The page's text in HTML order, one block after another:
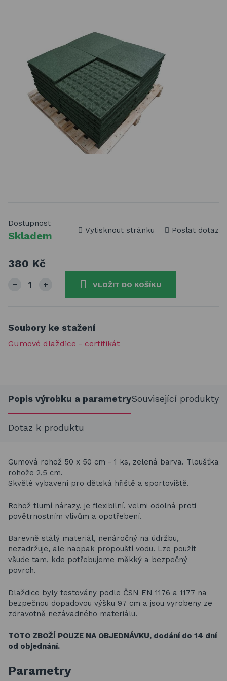
Gumové podlahy (dlaždice)
Trampolíny
Výprodej
BLOG
Dostupnost
Skladem Vytisknout stránku Poslat dotaz
380 Kč
VLOŽIT DO KOŠÍKU
Soubory ke stažení
Gumové dlaždice - certifikát
Popis výrobku a parametrySouvisející produkty
Dotaz k produktu
Gumová rohož 50 x 50 cm - 1 ks, zelená barva. Tloušťka
rohože 2,5 cm.
Skvělé vybavení pro dětská hřiště a sportoviště.
Rohož tlumí nárazy, je flexibilní, velmi odolná proti
povětrnostním vlivům a opotřebení.
Barevně stálý materiál, nenáročný na údržbu,
nezadržuje, ale naopak propouští vodu. Lze použít
všude tam, kde potřebujeme měkký a bezpečný
povrch.
Dlaždice byly testovány podle ČSN EN 1176 a 1177 na
bezpečnou dopadovou výšku 97 cm a jsou vyrobeny ze
zdravotně nezávadného materiálu.
TOTO ZBOŽÍ POUZE NA OBJEDNÁVKU, dodání do 14 dní
od objednání.
Parametry